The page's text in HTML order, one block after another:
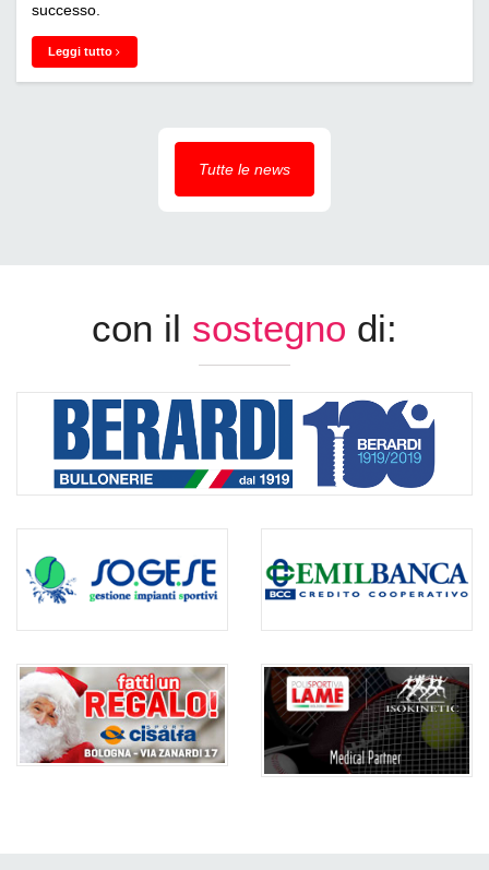
successo.
Leggi tutto
Tutte le news
con il sostegno di: